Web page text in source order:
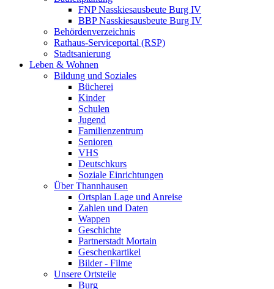
FNP Nasskiesausbeute Burg IV
BBP Nasskiesausbeute Burg IV
Behördenverzeichnis
Rathaus-Serviceportal (RSP)
Stadtsanierung
Leben & Wohnen
Bildung und Soziales
Bücherei
Kinder
Schulen
Jugend
Familienzentrum
Senioren
VHS
Deutschkurs
Soziale Einrichtungen
Über Thannhausen
Ortsplan Lage und Anreise
Zahlen und Daten
Wappen
Geschichte
Partnerstadt Mortain
Geschenkartikel
Bilder - Filme
Unsere Ortsteile
Burg